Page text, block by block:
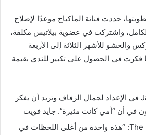
حددت فنانة الماكياج موعدًا لإصلاح
واشتركت في عضوية بيلاتيس مكلفة،
والحشو للأشهر الثلاثة إلى الأربعة
فكرت في الحصول على تكبير للثدي بقيمة
انخرطت Jade Voight في الإعداد لجمال الزفاف وتريد أن يفكر
في أن “أمي كانت مثيرة”. جايد فويت
وأوضحت لصحيفة The Post: “هذه واحدة من أغلى اللحظات في